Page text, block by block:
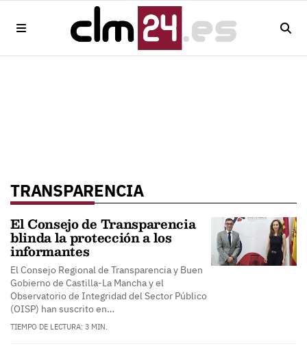
TRANSPARENCIA
El Consejo de Transparencia
blinda la protección a los
informantes
El Consejo Regional de Transparencia y Buen
Gobierno de Castilla-La Mancha y el
Observatorio de Integridad del Sector Público
(OISP) han suscrito en…
TIEMPO DE LECTURA: 3 MIN.